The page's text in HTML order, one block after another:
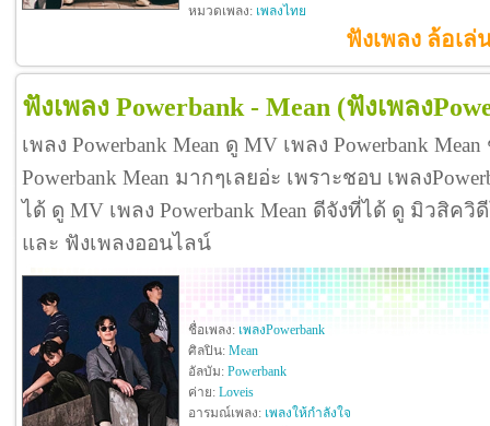
หมวดเพลง: เพลงไทย
ฟังเพลง ล้อเล่
ฟังเพลง Powerbank - Mean (ฟังเพลง
เพลง Powerbank Mean ดู MV เพลง Powerbank
Powerbank Mean มากๆเลยอ่ะ เพราะชอบ เพลง
ได้ ดู MV เพลง Powerbank Mean ดีจังที่ได้ ดู มิวสิควิดี
และ ฟังเพลงออนไลน์
ชื่อเพลง: เพลงPowerbank
ศิลปิน: Mean
อัลบัม: Powerbank
ค่าย: Loveis
อารมณ์เพลง: เพลงให้กำลังใจ